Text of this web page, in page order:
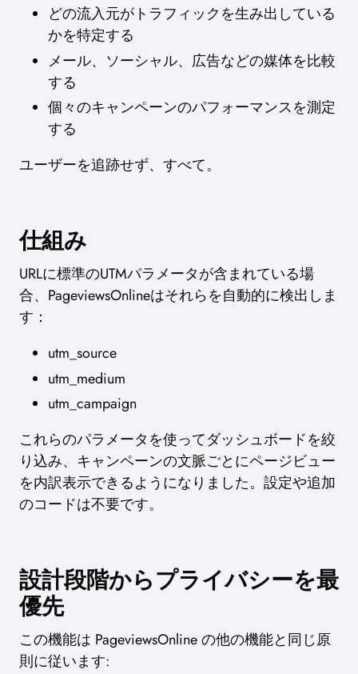
どの流入元がトラフィックを生み出している
かを特定する
メール、ソーシャル、広告などの媒体を比較
する
個々のキャンペーンのパフォーマンスを測定
する
ユーザーを追跡せず、すべて。
仕組み
URLに標準のUTMパラメータが含まれている場
合、PageviewsOnlineはそれらを自動的に検出しま
す：
utm_source
utm_medium
utm_campaign
これらのパラメータを使ってダッシュボードを絞
り込み、キャンペーンの文脈ごとにページビュー
を内訳表示できるようになりました。設定や追加
のコードは不要です。
設計段階からプライバシーを最
優先
この機能は PageviewsOnline の他の機能と同じ原
則に従います: